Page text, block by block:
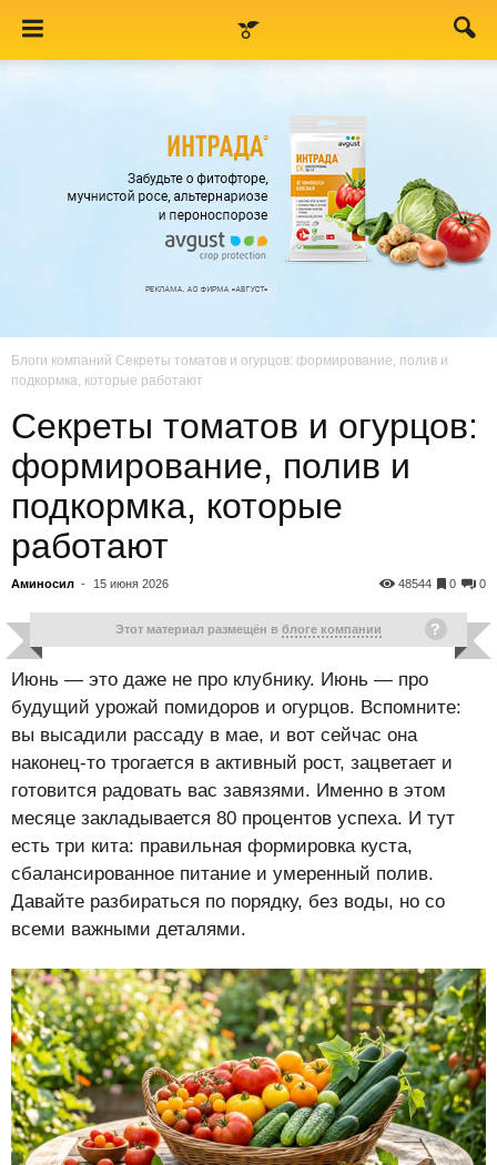
Блоги компаний Секреты томатов и огурцов: формирование, полив и
подкормка, которые работают
Секреты томатов и огурцов:
формирование, полив и
подкормка, которые
работают
Аминосил - 15 июня 2026 0
0
48544
Этот материал размещён в блоге компании
Июнь — это даже не про клубнику. Июнь — про
будущий урожай помидоров и огурцов. Вспомните:
вы высадили рассаду в мае, и вот сейчас она
наконец-то трогается в активный рост, зацветает и
готовится радовать вас завязями. Именно в этом
месяце закладывается 80 процентов успеха. И тут
есть три кита: правильная формировка куста,
сбалансированное питание и умеренный полив.
Давайте разбираться по порядку, без воды, но со
всеми важными деталями.